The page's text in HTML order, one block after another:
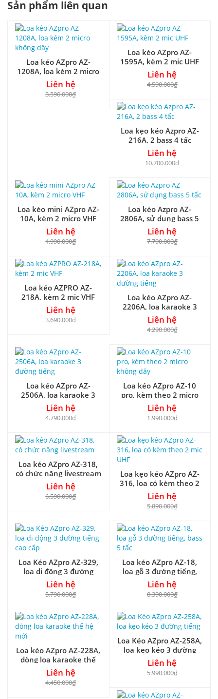
Sản phẩm liên quan
Loa kéo AZpro AZ-
1208A, loa kém 2 micro
không dây
Liên hệ
3.590.000₫
Loa kéo AZpro AZ-
1595A, kèm 2 mic UHF
Liên hệ
4.590.000₫
Loa kẹo kéo Azpro AZ-
216A, 2 bass 4 tấc
Liên hệ
10.700.000₫
Loa kéo mini AZpro AZ-
10A, kèm 2 micro VHF
Liên hệ
1.990.000₫
Loa kéo Azpro AZ-
2806A, sử dụng bass 5
tấc
Liên hệ
7.790.000₫
Loa kéo AZPRO AZ-
218A, kèm 2 mic VHF
Liên hệ
3.690.000₫
Loa kéo AZpro AZ-
2206A, loa karaoke 3
đường tiếng
Liên hệ
4.290.000₫
Loa kéo AZpro AZ-
2506A, loa karaoke 3
đường tiếng
Liên hệ
4.790.000₫
Loa kéo AZpro AZ-10
pro, kèm theo 2 micro
không dây
Liên hệ
1.990.000₫
Loa kéo AZpro AZ-318,
có chức năng livestream
Liên hệ
6.590.000₫
Loa kẹo kéo AZpro AZ-
316, loa có kèm theo 2
mic UHF
Liên hệ
5.890.000₫
Loa Kéo AZpro AZ-329,
loa di động 3 đường
tiếng cao cấp
Liên hệ
5.790.000₫
Loa kéo AZpro AZ-18,
loa gỗ 3 đường tiếng,
bass 5 tấc
Liên hệ
8.390.000₫
Loa kéo AZpro AZ-228A,
dòng loa karaoke thế
hệ mới
Liên hệ
4.450.000₫
Loa Kéo AZpro AZ-258A,
loa kẹo kéo 3 đường
tiếng
Liên hệ
5.990.000₫